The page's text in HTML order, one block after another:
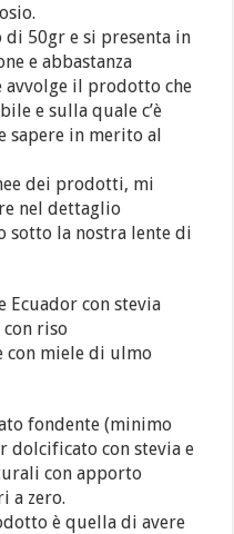
50gr e si presenta in
e abbastanza
avvolge il prodotto che
e sulla quale c’è
sapere in merito al
dei prodotti, mi
nel dettaglio
la nostra lente di
Ecuador con stevia
riso
con miele di ulmo
fondente (minimo
dolcificato con stevia e
con apporto
a zero.
è quella di avere